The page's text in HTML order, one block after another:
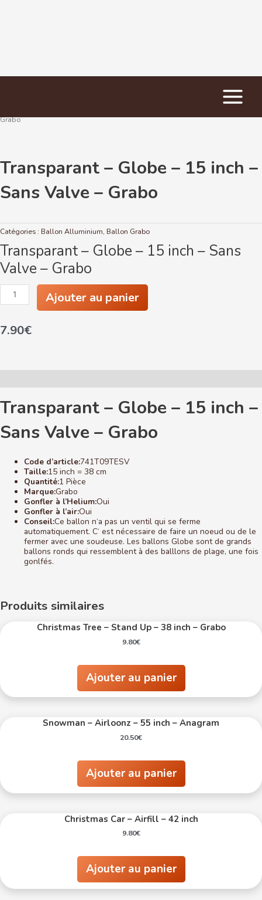
Main
Menu
Grabo
Transparant – Globe – 15 inch –
Sans Valve – Grabo
Catégories : Ballon Alluminium, Ballon Grabo
Transparant – Globe – 15 inch – Sans
Valve – Grabo
quantité
Transparant
Globe
-
Valve
-
Grabo
Ajouter au panier
7.90€
Transparant – Globe – 15 inch –
Sans Valve – Grabo
Code d’article:741T09TESV
Taille:15 inch = 38 cm
Quantité:1 Pièce
Marque:Grabo
Gonfler à l’Helium:Oui
Gonfler à l’air:Oui
Conseil:Ce ballon n‘a pas un ventil qui se ferme
automatiquement. C‘ est nécessaire de faire un noeud ou de le
fermer avec une soudeuse. Les ballons Globe sont de grands
ballons ronds qui ressemblent à des balllons de plage, une fois
gonlfés.
Produits similaires
Christmas Tree – Stand Up – 38 inch – Grabo
9.80€
Ajouter au panier
Snowman – Airloonz – 55 inch – Anagram
20.50€
Ajouter au panier
Christmas Car – Airfill – 42 inch
9.80€
Ajouter au panier